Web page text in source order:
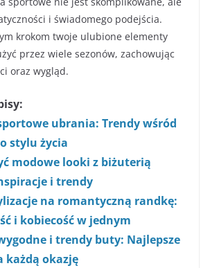
i świadomego podejścia.
krokom twoje ulubione elementy
przez wiele sezonów, zachowując
oraz wygląd.
ubrania: Trendy wśród
stylu życia
modowe looki z biżuterią
i trendy
na romantyczną randkę:
i kobiecość w jednym
i trendy buty: Najlepsze
każdą okazję